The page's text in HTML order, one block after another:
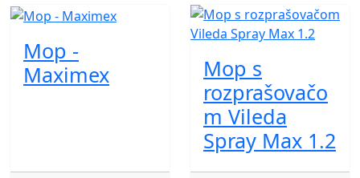
Mop -
Maximex
Mop s
rozprašovačo
m Vileda
Spray Max 1.2